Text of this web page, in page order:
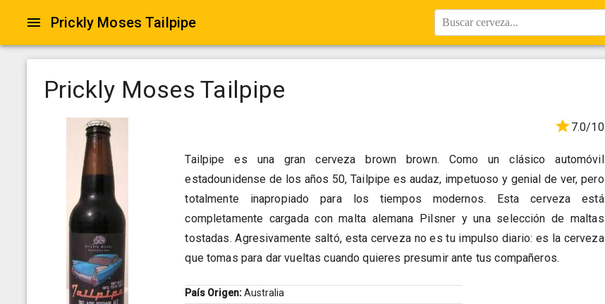
Prickly Moses Tailpipe Buscar cerveza...
Prickly Moses Tailpipe
7.0/10
Tailpipe es una gran cerveza brown brown. Como un clásico automóvil
estadounidense de los años 50, Tailpipe es audaz, impetuoso y genial de ver, pero
totalmente inapropiado para los tiempos modernos. Esta cerveza está
completamente cargada con malta alemana Pilsner y una selección de maltas
tostadas. Agresivamente saltó, esta cerveza no es tu impulso diario: es la cerveza
que tomas para dar vueltas cuando quieres presumir ante tus compañeros.
País Origen:Australia